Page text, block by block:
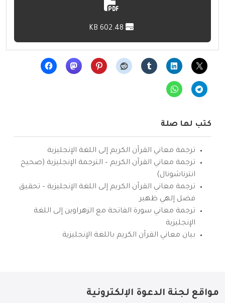
كتب لها صلة
ترجمة معاني القرآن الكريم إلى اللغة الإنجليزية
ترجمة معاني القرآن الكريم – الترجمة الإنجليزية (صحيح
انترناشونال)
ترجمة معاني القرآن الكريم إلى اللغة الإنجليزية – تحقيق
فضل إلهي ظهير
ترجمة معاني سورة الفاتحة مع الزهراوين إلى اللغة
الإنجليزية
بيان معاني القرآن الكريم باللغة الإنجليزية
مواقع لجنة الدعوة الإلكترونية